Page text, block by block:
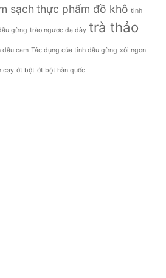
sạch thực phẩm đồ khô tinh
gừng trào ngược dạ dày trà thảo
dầu cam Tác dụng của tinh dầu gừng xôi ngon
cay ớt bột ớt bột hàn quốc